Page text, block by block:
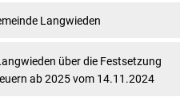
Langwieden
über die Festsetzung
ab 2025 vom 14.11.2024